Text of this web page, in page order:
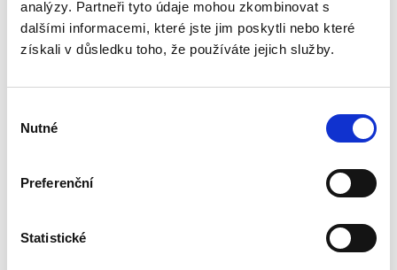
analýzy. Partneři tyto údaje mohou zkombinovat s
dalšími informacemi, které jste jim poskytli nebo které
získali v důsledku toho, že používáte jejich služby.
souhlasu
Nutné
Preferenční
Statistické
mezinárodních
smluv
Alexander J. Bělohlávek